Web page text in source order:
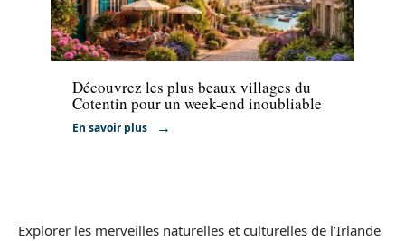
Voyage
Découvrez les plus beaux villages du
Cotentin pour un week-end inoubliable
En savoir plus
Explorer les merveilles naturelles et culturelles de l’Irlande